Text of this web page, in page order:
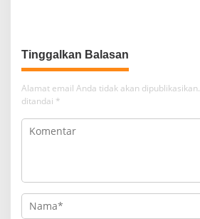
Tinggalkan Balasan
Alamat email Anda tidak akan dipublikasikan.
ditandai *